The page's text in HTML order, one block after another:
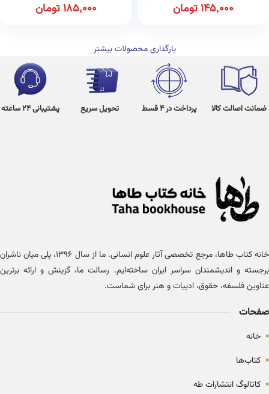
145,000تومان
185,000تومان
بارگذاری محصولات بیشتر
ضمانت اصالت کالا پرداخت در 4 قسط تحویل سریع پشتیبانی 24 ساعته
خانه کتاب طاها، مرجع تخصصی آثار علوم انسانی. ما از سال ۱۳۹۶، پلی میان ناشران
برجسته و اندیشمندان سراسر ایران ساخته‌ایم. رسالت ما، گزینش و ارائه برترین
عناوین فلسفه، حقوق، ادبیات و هنر برای شماست.
صفحات
• خانه
• کتاب‌ها
• کاتالوگ انتشارات طه